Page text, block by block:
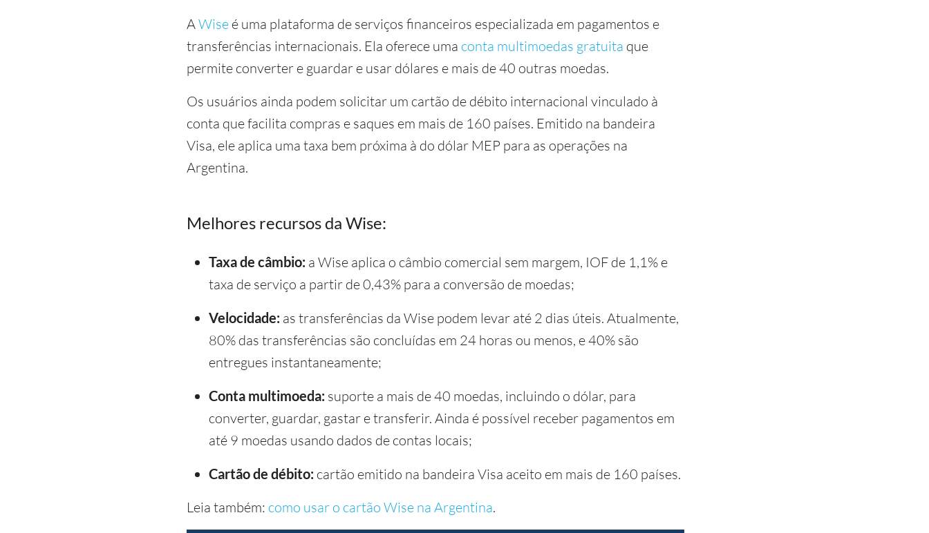
AWise é uma plataforma de serviços financeiros especializada em pagamentos e
transferências internacionais. Ela oferece uma conta multimoedas gratuita que
permite converter e guardar e usar dólares e mais de 40 outras moedas.
Os usuários ainda podem solicitar um cartão de débito internacional vinculado à
conta que facilita compras e saques em mais de 160 países. Emitido na bandeira
Visa, ele aplica uma taxa bem próxima à do dólar MEP para as operações na
Argentina.
Melhores recursos da Wise:
Taxa de câmbio: a Wise aplica o câmbio comercial sem margem, IOF de 1,1% e
taxa de serviço a partir de 0,43% para a conversão de moedas;
Velocidade: as transferências da Wise podem levar até 2 dias úteis. Atualmente,
80% das transferências são concluídas em 24 horas ou menos, e 40% são
entregues instantaneamente;
Conta multimoeda: suporte a mais de 40 moedas, incluindo o dólar, para
converter, guardar, gastar e transferir. Ainda é possível receber pagamentos em
até 9 moedas usando dados de contas locais;
Cartão de débito: cartão emitido na bandeira Visa aceito em mais de 160 países.
Leia também: como usar o cartão Wise na Argentina.